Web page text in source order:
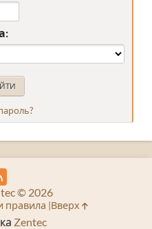
Zentec
© 2026
правила Вверх